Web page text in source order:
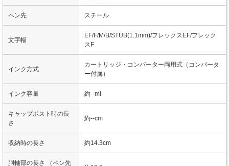
ペン先 スチール
文字幅
EF/F/M/B/STUB(1.1mm)/フレックスEF/フレック
スF
インク方式
カートリッジ・コンバーター両用式（コンバータ
ー付属）
インク容量 約--ml
キャップポスト時の長
さ
約--cm
収納時の長さ 約14.3cm
胴軸部の長さ （ペン先